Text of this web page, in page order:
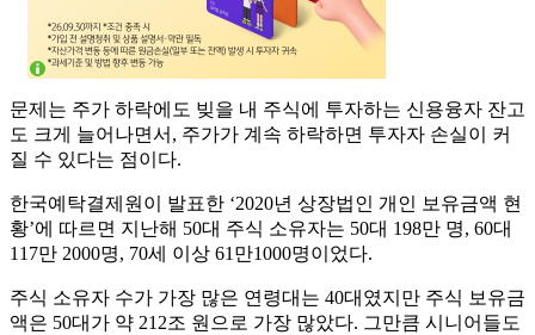
문제는 주가 하락에도 빚을 내 주식에 투자하는 신용융자 잔고
도 크게 늘어나면서, 주가가 계속 하락하면 투자자 손실이 커
질 수 있다는 점이다.
한국예탁결제원이 발표한 ‘2020년 상장법인 개인 보유금액 현
황’에 따르면 지난해 50대 주식 소유자는 50대 198만 명, 60대
117만 2000명, 70세 이상 61만1000명이었다.
주식 소유자 수가 가장 많은 연령대는 40대였지만 주식 보유금
액은 50대가 약 212조 원으로 가장 많았다. 그만큼 시니어들도